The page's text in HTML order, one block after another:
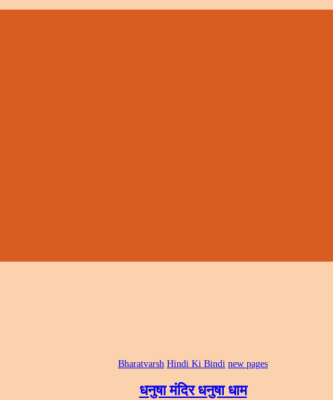
Bharatvarsh Hindi Ki Bindi new pages
धनुषा मंदिर धनुषा धाम